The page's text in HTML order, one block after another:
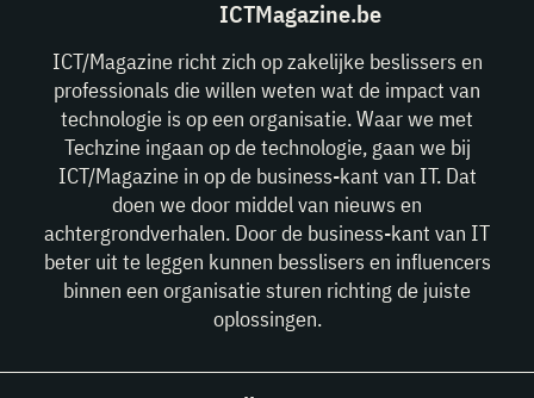
ICTMagazine.be
ICT/Magazine richt zich op zakelijke beslissers en
professionals die willen weten wat de impact van
technologie is op een organisatie. Waar we met
Techzine ingaan op de technologie, gaan we bij
ICT/Magazine in op de business-kant van IT. Dat
doen we door middel van nieuws en
achtergrondverhalen. Door de business-kant van IT
beter uit te leggen kunnen besslisers en influencers
binnen een organisatie sturen richting de juiste
oplossingen.